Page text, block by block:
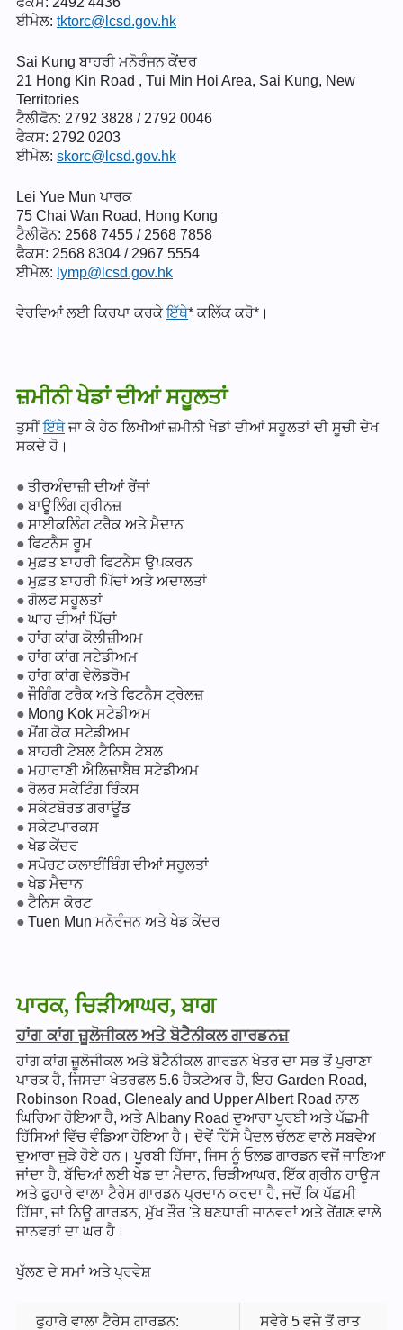
ਈਮੇਲ: tktorc@lcsd.gov.hk
Sai Kung ਬਾਹਰੀ ਮਨੋਰੰਜਨ ਕੇਂਦਰ
21 Hong Kin Road , Tui Min Hoi Area, Sai Kung, New
Territories
ਟੈਲੀਫੋਨ: 2792 3828 / 2792 0046
ਫੈਕਸ: 2792 0203
ਈਮੇਲ: skorc@lcsd.gov.hk
Lei Yue Mun ਪਾਰਕ
75 Chai Wan Road, Hong Kong
ਟੈਲੀਫੋਨ: 2568 7455 / 2568 7858
ਫੈਕਸ: 2568 8304 / 2967 5554
ਈਮੇਲ: lymp@lcsd.gov.hk
ਵੇਰਵਿਆਂ ਲਈ ਕਿਰਪਾ ਕਰਕੇਇੱਥੇ* ਕਲਿੱਕ ਕਰੋ*।
ਜ਼ਮੀਨੀ ਖੇਡਾਂ ਦੀਆਂ ਸਹੂਲਤਾਂ
ਤੁਸੀਂਇੱਥੇਜਾ ਕੇ ਹੇਠ ਲਿਖੀਆਂ ਜ਼ਮੀਨੀ ਖੇਡਾਂ ਦੀਆਂ ਸਹੂਲਤਾਂ ਦੀ ਸੂਚੀ ਦੇਖ
ਸਕਦੇ ਹੋ।
ਤੀਰਅੰਦਾਜ਼ੀ ਦੀਆਂ ਰੇਂਜਾਂ
ਬਾਊਲਿੰਗ ਗ੍ਰੀਨਜ਼
ਸਾਈਕਲਿੰਗ ਟਰੈਕ ਅਤੇ ਮੈਦਾਨ
ਫਿਟਨੈਸ ਰੂਮ
ਮੁਫ਼ਤ ਬਾਹਰੀ ਫਿਟਨੈਸ ਉਪਕਰਨ
ਮੁਫ਼ਤ ਬਾਹਰੀ ਪਿੱਚਾਂ ਅਤੇ ਅਦਾਲਤਾਂ
ਗੋਲਫ ਸਹੂਲਤਾਂ
ਘਾਹ ਦੀਆਂ ਪਿੱਚਾਂ
ਹਾਂਗ ਕਾਂਗ ਕੋਲੀਜ਼ੀਅਮ
ਹਾਂਗ ਕਾਂਗ ਸਟੇਡੀਅਮ
ਹਾਂਗ ਕਾਂਗ ਵੇਲੋਡਰੋਮ
ਜੌਗਿੰਗ ਟਰੈਕ ਅਤੇ ਫਿਟਨੈਸ ਟ੍ਰੇਲਜ਼
Mong Kok ਸਟੇਡੀਅਮ
ਮੋਂਗ ਕੋਕ ਸਟੇਡੀਅਮ
ਬਾਹਰੀ ਟੇਬਲ ਟੈਨਿਸ ਟੇਬਲ
ਮਹਾਰਾਣੀ ਐਲਿਜ਼ਾਬੈਥ ਸਟੇਡੀਅਮ
ਰੋਲਰ ਸਕੇਟਿੰਗ ਰਿੰਕਸ
ਸਕੇਟਬੋਰਡ ਗਰਾਊਂਡ
ਸਕੇਟਪਾਰਕਸ
ਖੇਡ ਕੇਂਦਰ
ਸਪੋਰਟ ਕਲਾਈਂਬਿੰਗ ਦੀਆਂ ਸਹੂਲਤਾਂ
ਖੇਡ ਮੈਦਾਨ
ਟੈਨਿਸ ਕੋਰਟ
Tuen Mun ਮਨੋਰੰਜਨ ਅਤੇ ਖੇਡ ਕੇਂਦਰ
ਪਾਰਕ, ਚਿੜੀਆਘਰ, ਬਾਗ
ਹਾਂਗ ਕਾਂਗ ਜ਼ੂਲੋਜੀਕਲ ਅਤੇ ਬੋਟੈਨੀਕਲ ਗਾਰਡਨਜ਼
ਹਾਂਗ ਕਾਂਗ ਜ਼ੂਲੋਜੀਕਲ ਅਤੇ ਬੋਟੈਨੀਕਲ ਗਾਰਡਨ ਖੇਤਰ ਦਾ ਸਭ ਤੋਂ ਪੁਰਾਣਾ
ਪਾਰਕ ਹੈ, ਜਿਸਦਾ ਖੇਤਰਫਲ 5.6 ਹੈਕਟੇਅਰ ਹੈ, ਇਹ Garden Road,
Robinson Road, Glenealy and Upper Albert Road ਨਾਲ
ਘਿਰਿਆ ਹੋਇਆ ਹੈ, ਅਤੇ Albany Road ਦੁਆਰਾ ਪੂਰਬੀ ਅਤੇ ਪੱਛਮੀ
ਹਿੱਸਿਆਂ ਵਿੱਚ ਵੰਡਿਆ ਹੋਇਆ ਹੈ। ਦੋਵੇਂ ਹਿੱਸੇ ਪੈਦਲ ਚੱਲਣ ਵਾਲੇ ਸਬਵੇਅ
ਦੁਆਰਾ ਜੁੜੇ ਹੋਏ ਹਨ। ਪੂਰਬੀ ਹਿੱਸਾ, ਜਿਸ ਨੂੰ ਓਲਡ ਗਾਰਡਨ ਵਜੋਂ ਜਾਣਿਆ
ਜਾਂਦਾ ਹੈ, ਬੱਚਿਆਂ ਲਈ ਖੇਡ ਦਾ ਮੈਦਾਨ, ਚਿੜੀਆਘਰ, ਇੱਕ ਗ੍ਰੀਨ ਹਾਊਸ
ਅਤੇ ਫੁਹਾਰੇ ਵਾਲਾ ਟੈਰੇਸ ਗਾਰਡਨ ਪ੍ਰਦਾਨ ਕਰਦਾ ਹੈ, ਜਦੋਂ ਕਿ ਪੱਛਮੀ
ਹਿੱਸਾ, ਜਾਂ ਨਿਊ ਗਾਰਡਨ, ਮੁੱਖ ਤੌਰ 'ਤੇ ਥਣਧਾਰੀ ਜਾਨਵਰਾਂ ਅਤੇ ਰੇਂਗਣ ਵਾਲੇ
ਜਾਨਵਰਾਂ ਦਾ ਘਰ ਹੈ।
ਖੁੱਲਣ ਦੇ ਸਮਾਂ ਅਤੇ ਪ੍ਰਵੇਸ਼
ਫੁਹਾਰੇ ਵਾਲਾ ਟੈਰੇਸ ਗਾਰਡਨ:
ਸਵੇਰੇ 5 ਵਜੇ ਤੋਂ ਰਾਤ